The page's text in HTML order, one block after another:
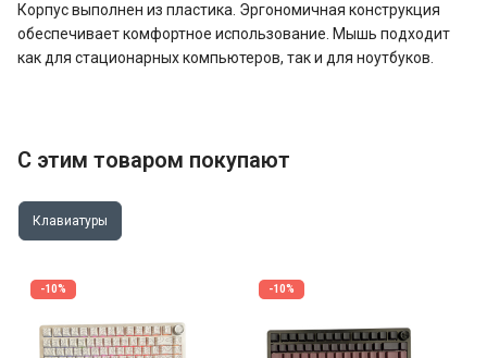
Корпус выполнен из пластика. Эргономичная конструкция
обеспечивает комфортное использование. Мышь подходит
как для стационарных компьютеров, так и для ноутбуков.
С этим товаром покупают
Клавиатуры
-10% -10%